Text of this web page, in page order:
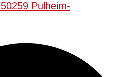
Pulheim-